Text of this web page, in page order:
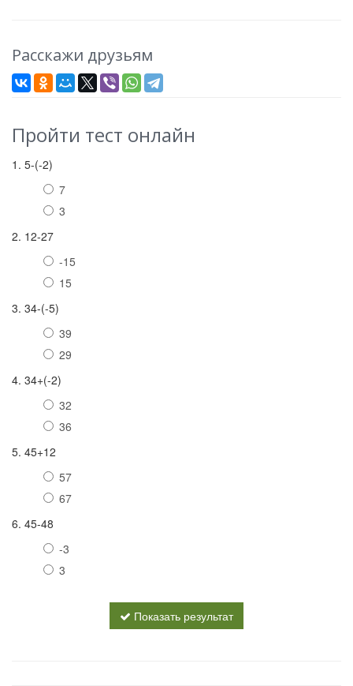
Расскажи друзьям
Пройти тест онлайн
1. 5-(-2)
7
3
2. 12-27
-15
15
3. 34-(-5)
39
29
4. 34+(-2)
32
36
5. 45+12
57
67
6. 45-48
-3
3
Показать результат